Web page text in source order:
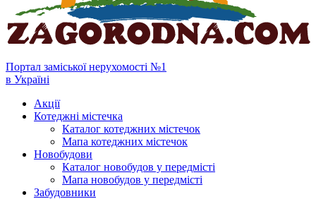
Портал заміської нерухомості №1
в Україні
Акції
Котеджні містечка
Каталог котеджних містечок
Мапа котеджних містечок
Новобудови
Каталог новобудов у передмісті
Мапа новобудов у передмісті
Забудовники